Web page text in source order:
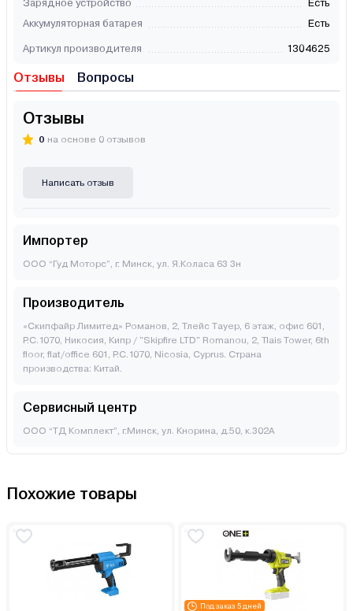
Зарядное устройство
Есть
Аккумуляторная батарея
Есть
Артикул производителя 1304625
Отзывы Вопросы
Отзывы
0 на основе 0 отзывов
Написать отзыв
Импортер
ООО “Гуд Моторс”, г. Минск, ул. Я.Коласа 63 3н
Производитель
«Скипфайр Лимитед» Романов, 2, Тлейс Тауер, 6 этаж, офис 601,
P.C.1070, Никосия, Кипр / "Skipfire LTD" Romanou, 2, Tlais Tower, 6th
floor, flat/office 601, P.C.1070, Nicosia, Cyprus. Страна
производства: Китай.
Сервисный центр
ООО “ТД Комплект”, г.Минск, ул. Кнорина, д.50, к.302А
Похожие товары
Под заказ 5 дней